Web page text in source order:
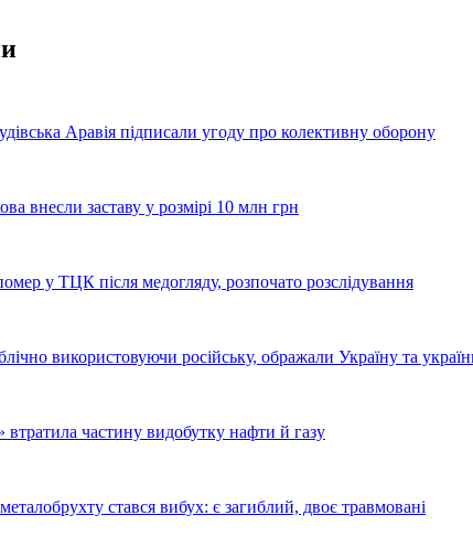
Аравія підписали угоду про колективну оборону
внесли заставу у розмірі 10 млн грн
у ТЦК після медогляду, розпочато розслідування
використовуючи російську, ображали Україну та
частину видобутку нафти й газу
стався вибух: є загиблий, двоє травмовані